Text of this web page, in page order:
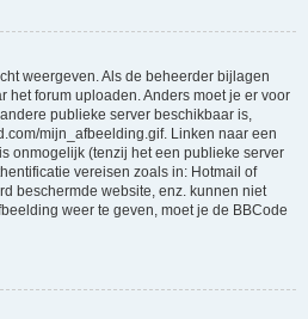
weergeven. Als de beheerder bijlagen
het forum uploaden. Anders moet je er voor
publieke server beschikbaar is,
mijn_afbeelding.gif. Linken naar een
onmogelijk (tenzij het een publieke server
vereisen zoals in: Hotmail of
beschermde website, enz. kunnen niet
weer te geven, moet je de BBCode